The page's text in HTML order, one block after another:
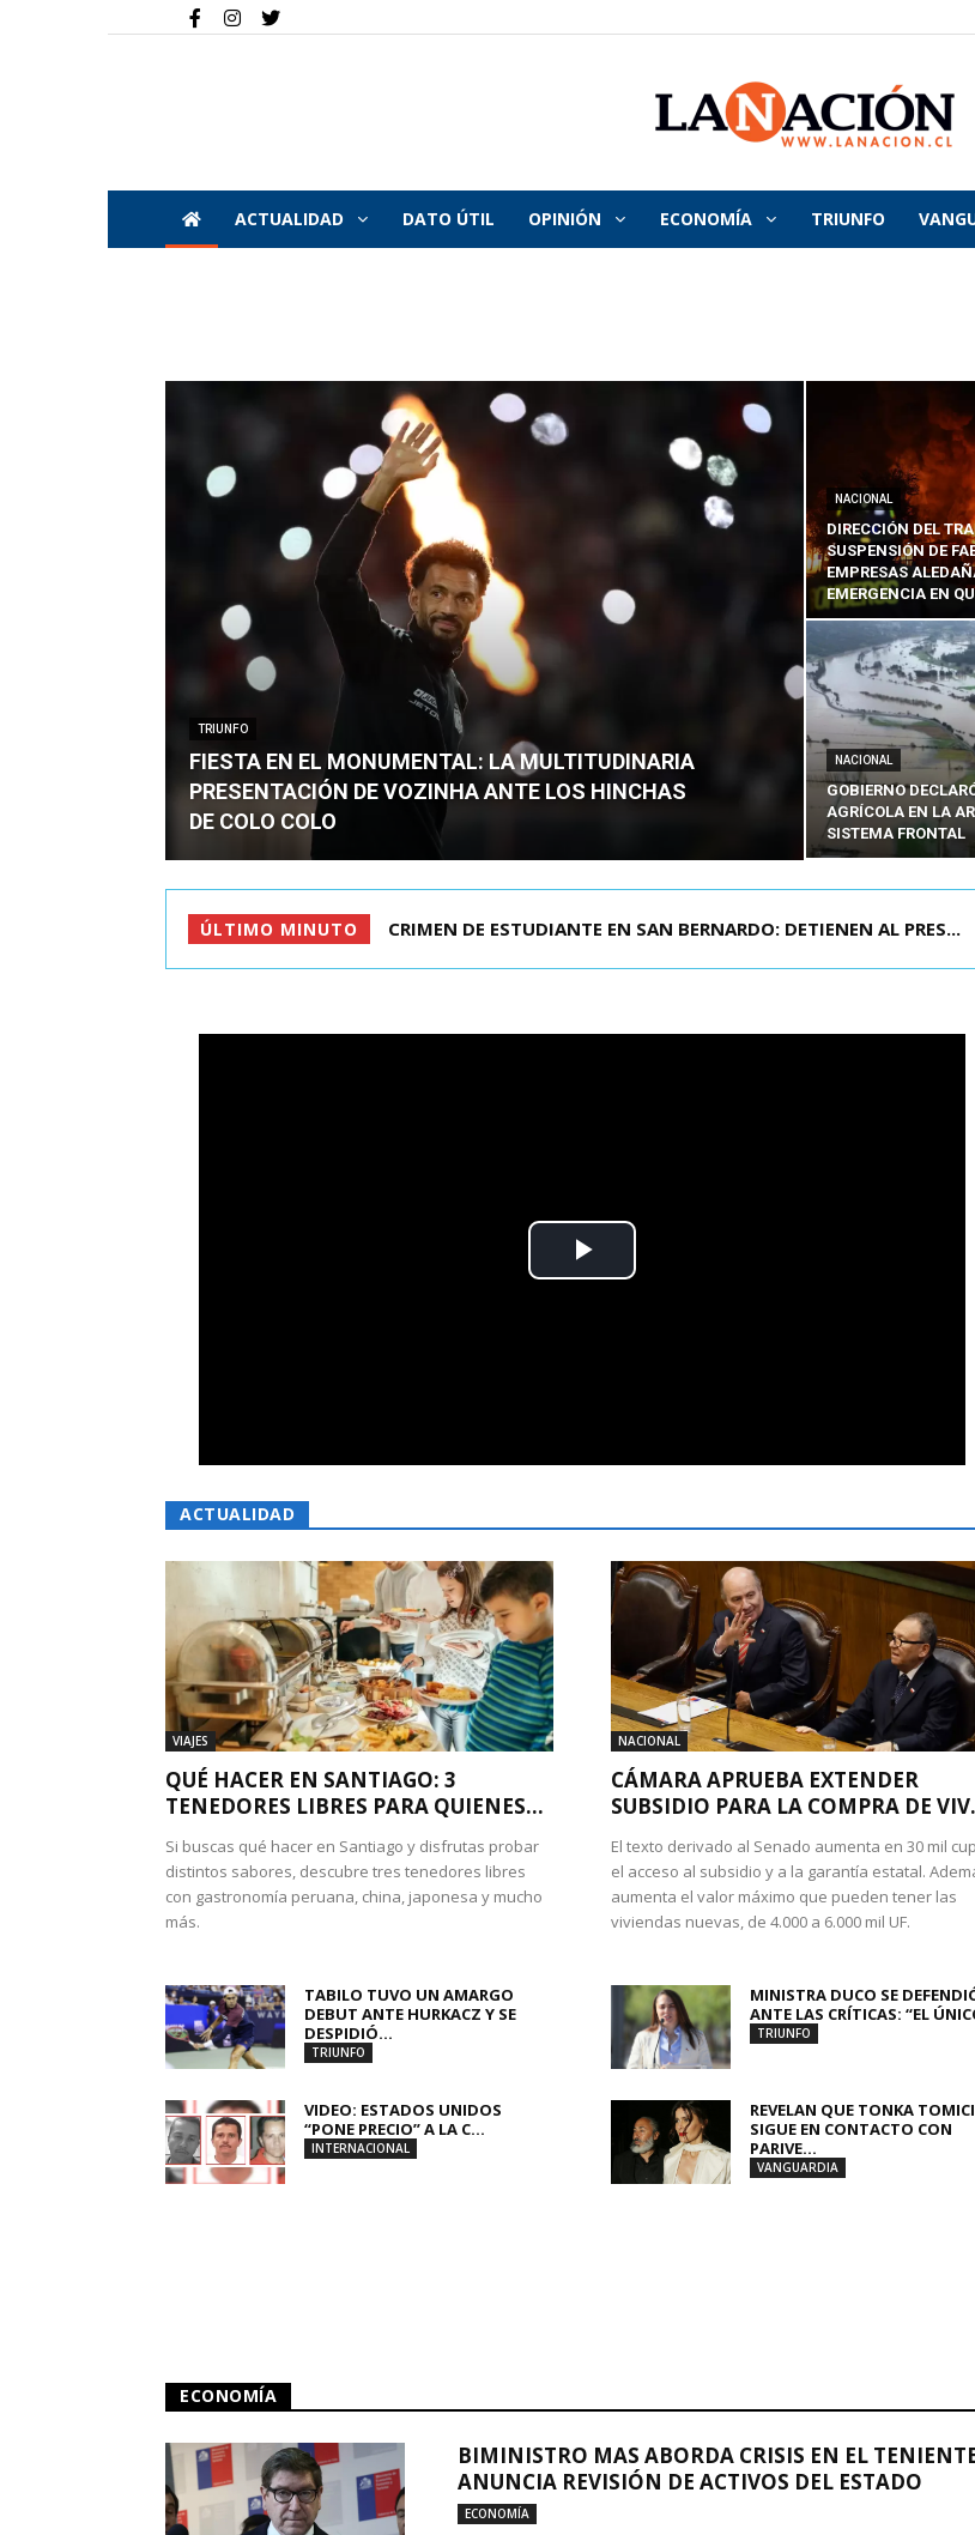
La
Nación
ACTUALIDAD DATO ÚTIL OPINIÓN ECONOMÍA TRIUNFO
TRIUNFO
FIESTA EN EL MONUMENTAL: LA MULTITUDINARIA
PRESENTACIÓN DE VOZINHA ANTE LOS HINCHAS
DE COLO COLO
NACIONAL
DIRECCIÓN DEL
SUSPENSIÓN DE
EMPRESAS
EMERGENCIA EN
NACIONAL
GOBIERNO
AGRÍCOLA EN LA
SISTEMA FRONTAL
ÚLTIMO MINUTO CRIMEN DE ESTUDIANTE EN SAN BERNARDO: DETIENEN AL PRES...
ACTUALIDAD
VIAJES
QUÉ HACER EN SANTIAGO: 3
TENEDORES LIBRES PARA QUIENES...
Si buscas qué hacer en Santiago y disfrutas probar
distintos sabores, descubre tres tenedores libres
con gastronomía peruana, china, japonesa y mucho
más.
NACIONAL
CÁMARA APRUEBA EXTENDER
SUBSIDIO PARA LA COMPRA DE
El texto derivado al Senado aumenta en 30 mil
el acceso al subsidio y a la garantía estatal.
aumenta el valor máximo que pueden tener las
viviendas nuevas, de 4.000 a 6.000 mil UF.
TABILO TUVO UN AMARGO
DEBUT ANTE HURKACZ Y SE
DESPIDIÓ...
TRIUNFO
MINISTRA DUCO SE
ANTE LAS CRÍTICAS: “EL
TRIUNFO
VIDEO: ESTADOS UNIDOS
“PONE PRECIO” A LA C...
INTERNACIONAL
REVELAN QUE TONKA
SIGUE EN CONTACTO CON
PARIVE...
VANGUARDIA
ECONOMÍA
BIMINISTRO MAS ABORDA CRISIS EN EL
ANUNCIA REVISIÓN DE ACTIVOS DEL ESTADO
ECONOMÍA